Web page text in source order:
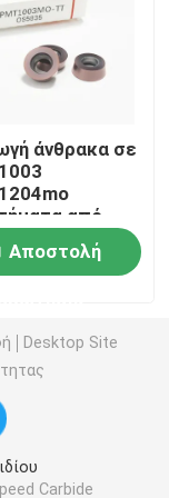
άνθρακα σε
από
βολφραμίου
κοπής
μηχανική
Αποστολή
Desktop Site
Carbide